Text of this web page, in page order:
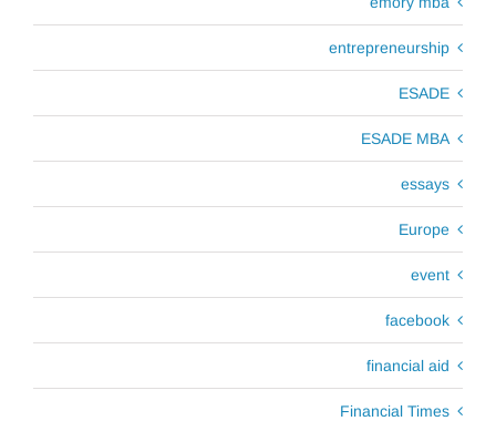
entrepreneurship
ESADE
ESADE MBA
essays
Europe
event
facebook
financial aid
Financial Times